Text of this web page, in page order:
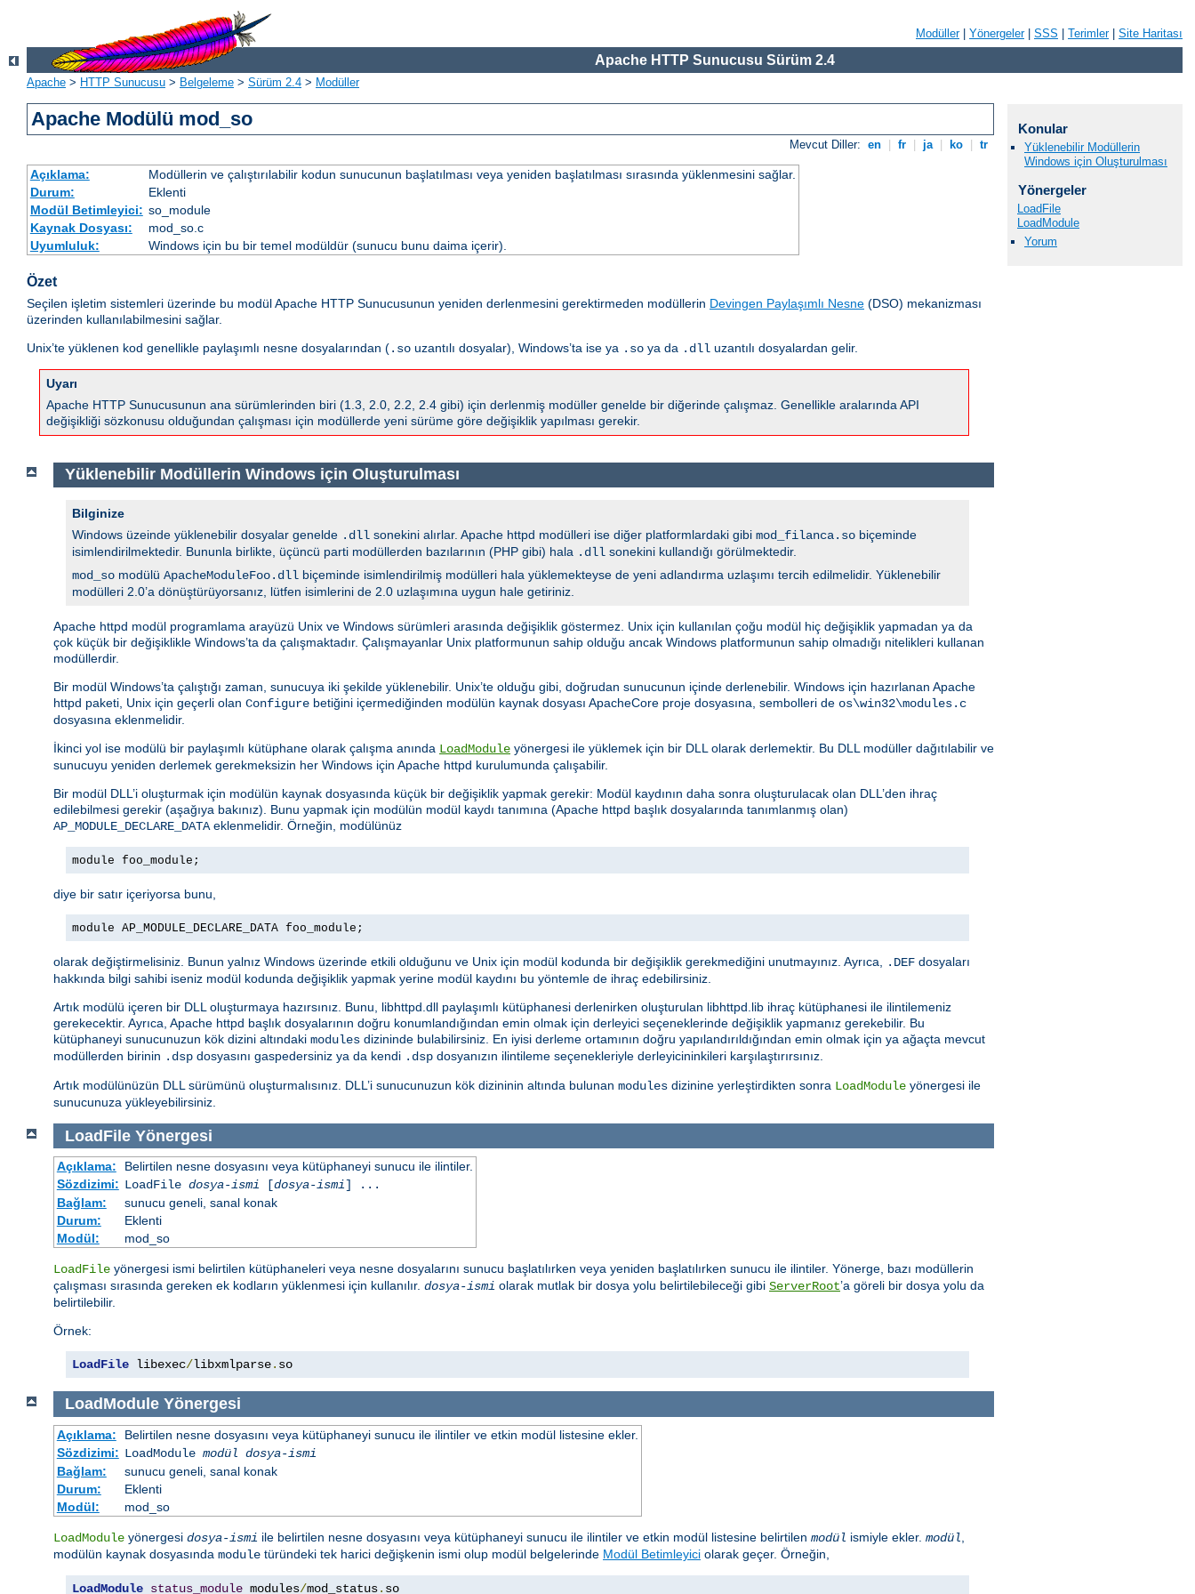
Modüller| Yönergeler| SSS Terimler| Site Haritası
Apache HTTP Sunucusu Sürüm 2.4
Apache > HTTP Sunucusu > Belgeleme > Sürüm 2.4 > Modüller
Apache Modülü mod_so
Mevcut Diller: en fr ja ko tr
Açıklama:
Modüllerin ve çalıştırılabilir kodun sunucunun başlatılması veya yeniden başlatılması sırasında yüklenmesini sağlar.
Durum:
Eklenti
Modül Betimleyici: so_module
Kaynak Dosyası:
mod_so.c
Uyumluluk:
Windows için bu bir temel modüldür (sunucu bunu daima içerir).
Özet
Seçilen işletim sistemleri üzerinde bu modül Apache HTTP Sunucusunun yeniden derlenmesini gerektirmeden modüllerin Devingen Paylaşımlı Nesne (DSO) mekanizması
üzerinden kullanılabilmesini sağlar.
Unix’te yüklenen kod genellikle paylaşımlı nesne dosyalarından (.so uzantılı dosyalar), Windows’ta ise ya .so ya da .dll uzantılı dosyalardan gelir.
Uyarı
Apache HTTP Sunucusunun ana sürümlerinden biri (1.3, 2.0, 2.2, 2.4 gibi) için derlenmiş modüller genelde bir diğerinde çalışmaz. Genellikle aralarında API
değişikliği sözkonusu olduğundan çalışması için modüllerde yeni sürüme göre değişiklik yapılması gerekir.
Konular
Yüklenebilir Modüllerin
Windows için Oluşturulması
Yönergeler
LoadFile
LoadModule
Yorum
Yüklenebilir Modüllerin Windows için Oluşturulması
Bilginize
Windows üzeinde yüklenebilir dosyalar genelde .dll sonekini alırlar. Apache httpd modülleri ise diğer platformlardaki gibi mod_filanca.so biçeminde
isimlendirilmektedir. Bununla birlikte, üçüncü parti modüllerden bazılarının (PHP gibi) hala .dll sonekini kullandığı görülmektedir.
mod_so modülü ApacheModuleFoo.dll biçeminde isimlendirilmiş modülleri hala yüklemekteyse de yeni adlandırma uzlaşımı tercih edilmelidir. Yüklenebilir
modülleri 2.0’a dönüştürüyorsanız, lütfen isimlerini de 2.0 uzlaşımına uygun hale getiriniz.
Apache httpd modül programlama arayüzü Unix ve Windows sürümleri arasında değişiklik göstermez. Unix için kullanılan çoğu modül hiç değişiklik yapmadan ya da
çok küçük bir değişiklikle Windows’ta da çalışmaktadır. Çalışmayanlar Unix platformunun sahip olduğu ancak Windows platformunun sahip olmadığı nitelikleri kullanan
modüllerdir.
Bir modül Windows’ta çalıştığı zaman, sunucuya iki şekilde yüklenebilir. Unix’te olduğu gibi, doğrudan sunucunun içinde derlenebilir. Windows için hazırlanan Apache
httpd paketi, Unix için geçerli olan Configure betiğini içermediğinden modülün kaynak dosyası ApacheCore proje dosyasına, sembolleri de os\win32\modules.c
dosyasına eklenmelidir.
İkinci yol ise modülü bir paylaşımlı kütüphane olarak çalışma anında LoadModule yönergesi ile yüklemek için bir DLL olarak derlemektir. Bu DLL modüller dağıtılabilir ve
sunucuyu yeniden derlemek gerekmeksizin her Windows için Apache httpd kurulumunda çalışabilir.
Bir modül DLL’i oluşturmak için modülün kaynak dosyasında küçük bir değişiklik yapmak gerekir: Modül kaydının daha sonra oluşturulacak olan DLL’den ihraç
edilebilmesi gerekir (aşağıya bakınız). Bunu yapmak için modülün modül kaydı tanımına (Apache httpd başlık dosyalarında tanımlanmış olan)
AP_MODULE_DECLARE_DATA eklenmelidir. Örneğin, modülünüz
module foo_module;
diye bir satır içeriyorsa bunu,
module AP_MODULE_DECLARE_DATA foo_module;
olarak değiştirmelisiniz. Bunun yalnız Windows üzerinde etkili olduğunu ve Unix için modül kodunda bir değişiklik gerekmediğini unutmayınız. Ayrıca, .DEF dosyaları
hakkında bilgi sahibi iseniz modül kodunda değişiklik yapmak yerine modül kaydını bu yöntemle de ihraç edebilirsiniz.
Artık modülü içeren bir DLL oluşturmaya hazırsınız. Bunu, libhttpd.dll paylaşımlı kütüphanesi derlenirken oluşturulan libhttpd.lib ihraç kütüphanesi ile ilintilemeniz
gerekecektir. Ayrıca, Apache httpd başlık dosyalarının doğru konumlandığından emin olmak için derleyici seçeneklerinde değişiklik yapmanız gerekebilir. Bu
kütüphaneyi sunucunuzun kök dizini altındaki modules dizininde bulabilirsiniz. En iyisi derleme ortamının doğru yapılandırıldığından emin olmak için ya ağaçta mevcut
modüllerden birinin .dsp dosyasını gaspedersiniz ya da kendi .dsp dosyanızın ilintileme seçenekleriyle derleyicininkileri karşılaştırırsınız.
Artık modülünüzün DLL sürümünü oluşturmalısınız. DLL’i sunucunuzun kök dizininin altında bulunan modules dizinine yerleştirdikten sonra LoadModule yönergesi ile
sunucunuza yükleyebilirsiniz.
LoadFile Yönergesi
Açıklama:
Belirtilen nesne dosyasını veya kütüphaneyi sunucu ile ilintiler.
Sözdizimi: LoadFile dosya-ismi [dosya-ismi] ...
Bağlam:
sunucu geneli, sanal konak
Durum:
Eklenti
Modül:
mod_so
LoadFile yönergesi ismi belirtilen kütüphaneleri veya nesne dosyalarını sunucu başlatılırken veya yeniden başlatılırken sunucu ile ilintiler. Yönerge, bazı modüllerin
çalışması sırasında gereken ek kodların yüklenmesi için kullanılır. dosya-ismi olarak mutlak bir dosya yolu belirtilebileceği gibi ServerRoot’a göreli bir dosya yolu da
belirtilebilir.
Örnek:
LoadFile libexec/libxmlparse. so
LoadModule Yönergesi
Açıklama:
Belirtilen nesne dosyasını veya kütüphaneyi sunucu ile ilintiler ve etkin modül listesine ekler.
Sözdizimi: LoadModule modül dosya-ismi
Bağlam:
sunucu geneli, sanal konak
Durum:
Eklenti
Modül:
mod_so
LoadModule yönergesi dosya-ismi ile belirtilen nesne dosyasını veya kütüphaneyi sunucu ile ilintiler ve etkin modül listesine belirtilen modül ismiyle ekler. modül
modülün kaynak dosyasında module türündeki tek harici değişkenin ismi olup modül belgelerinde Modül Betimleyici olarak geçer. Örneğin,
LoadModule status_module modules/mod_status. so